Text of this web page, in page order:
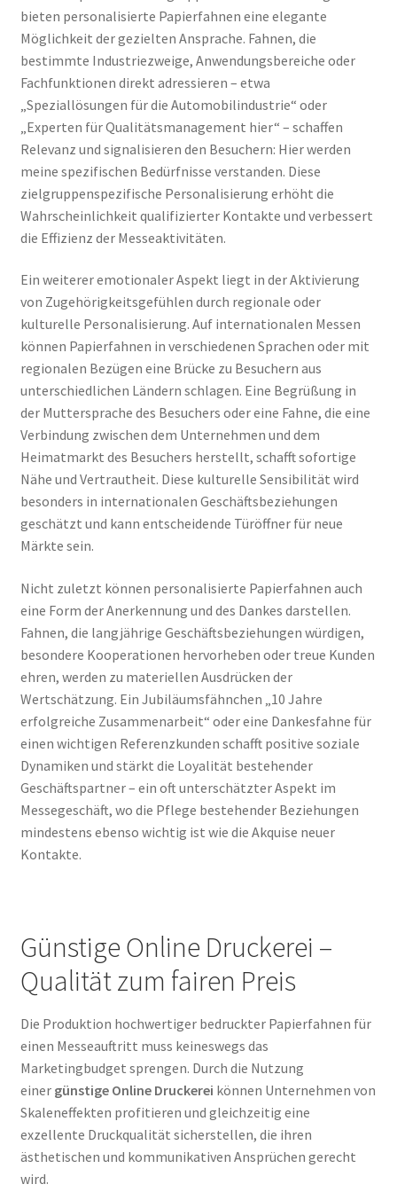
bieten personalisierte Papierfahnen eine elegante
Möglichkeit der gezielten Ansprache. Fahnen, die
bestimmte Industriezweige, Anwendungsbereiche oder
Fachfunktionen direkt adressieren – etwa
„Speziallösungen für die Automobilindustrie“ oder
„Experten für Qualitätsmanagement hier“ – schaffen
Relevanz und signalisieren den Besuchern: Hier werden
meine spezifischen Bedürfnisse verstanden. Diese
zielgruppenspezifische Personalisierung erhöht die
Wahrscheinlichkeit qualifizierter Kontakte und verbessert
die Effizienz der Messeaktivitäten.
Ein weiterer emotionaler Aspekt liegt in der Aktivierung
von Zugehörigkeitsgefühlen durch regionale oder
kulturelle Personalisierung. Auf internationalen Messen
können Papierfahnen in verschiedenen Sprachen oder mit
regionalen Bezügen eine Brücke zu Besuchern aus
unterschiedlichen Ländern schlagen. Eine Begrüßung in
der Muttersprache des Besuchers oder eine Fahne, die eine
Verbindung zwischen dem Unternehmen und dem
Heimatmarkt des Besuchers herstellt, schafft sofortige
Nähe und Vertrautheit. Diese kulturelle Sensibilität wird
besonders in internationalen Geschäftsbeziehungen
geschätzt und kann entscheidende Türöffner für neue
Märkte sein.
Nicht zuletzt können personalisierte Papierfahnen auch
eine Form der Anerkennung und des Dankes darstellen.
Fahnen, die langjährige Geschäftsbeziehungen würdigen,
besondere Kooperationen hervorheben oder treue Kunden
ehren, werden zu materiellen Ausdrücken der
Wertschätzung. Ein Jubiläumsfähnchen „10 Jahre
erfolgreiche Zusammenarbeit“ oder eine Dankesfahne für
einen wichtigen Referenzkunden schafft positive soziale
Dynamiken und stärkt die Loyalität bestehender
Geschäftspartner – ein oft unterschätzter Aspekt im
Messegeschäft, wo die Pflege bestehender Beziehungen
mindestens ebenso wichtig ist wie die Akquise neuer
Kontakte.
Günstige Online Druckerei –
Qualität zum fairen Preis
Die Produktion hochwertiger bedruckter Papierfahnen für
einen Messeauftritt muss keineswegs das
Marketingbudget sprengen. Durch die Nutzung
einer günstige Online Druckerei können Unternehmen von
Skaleneffekten profitieren und gleichzeitig eine
exzellente Druckqualität sicherstellen, die ihren
ästhetischen und kommunikativen Ansprüchen gerecht
wird.